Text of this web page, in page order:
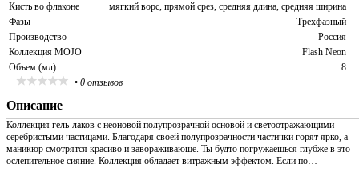
Кисть во флаконе
мягкий ворс, прямой срез, средняя длина, средняя ширина
Фазы
Трехфазный
Производство
Россия
Коллекция MOJO
Flash Neon
Объем (мл)
8
• 0 отзывов
Описание
Коллекция гель-лаков с неоновой полупрозрачной основой и светоотражающими
серебристыми частицами. Благодаря своей полупрозрачности частички горят ярко, а
маникюр смотрятся красиво и завораживающе. Ты будто погружаешься глубже в это
ослепительное сияние. Коллекция обладает витражным эффектом. Если по…